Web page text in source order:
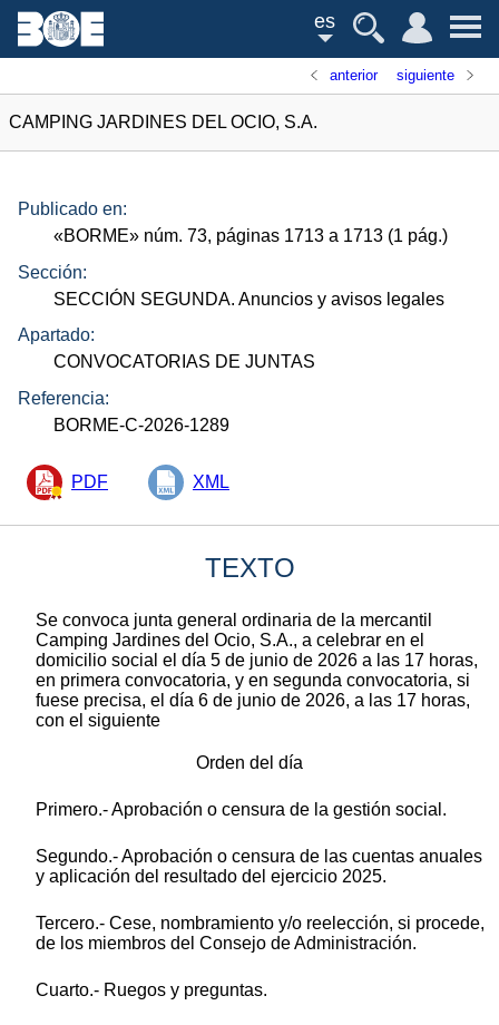
es
anterior siguiente
CAMPING JARDINES DEL OCIO, S.A.
Publicado en:
«BORME» núm. 73, páginas 1713 a 1713 (1 pág.)
Sección:
SECCIÓN SEGUNDA. Anuncios y avisos legales
Apartado:
CONVOCATORIAS DE JUNTAS
Referencia:
BORME-C-2026-1289
PDF XML
TEXTO
Se convoca junta general ordinaria de la mercantil
Camping Jardines del Ocio, S.A., a celebrar en el
domicilio social el día 5 de junio de 2026 a las 17 horas,
en primera convocatoria, y en segunda convocatoria, si
fuese precisa, el día 6 de junio de 2026, a las 17 horas,
con el siguiente
Orden del día
Primero.- Aprobación o censura de la gestión social.
Segundo.- Aprobación o censura de las cuentas anuales
y aplicación del resultado del ejercicio 2025.
Tercero.- Cese, nombramiento y/o reelección, si procede,
de los miembros del Consejo de Administración.
Cuarto.- Ruegos y preguntas.